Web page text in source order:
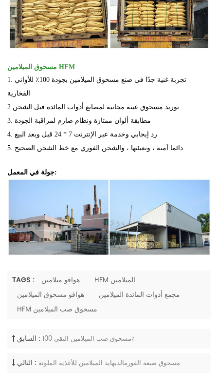
مسحوق الميلامين HFM
1. تجربة غنية جدًا في صنع مسحوق الميلامين بجودة 100٪ للأواني
الفخارية
2 توريد مسحوق عينة مجانية لمصانع أدوات المائدة قبل الشحن
3. مطابقة ألوان ممتازة ونظام صارم لمراقبة الجودة
4. رد إيجابي وخدمة عبر الإنترنت 7 * 24 قبل وبعد البيع
5. دائما آمنة ، وتعبئتها ، والشحن الفوري مع خط الشحن الصحيح
جولة في المعمل:
TAGS : هوافو ميلامين
HFM الميلامين
هوافو مسحوق الميلامين
مجمع أدوات المائدة الميلامين
HFM مسحوق صب الميلامين
السابق : مسحوق صب الميلامين النقي 100٪
التالي : مسحوق صبغة الفورمالديهايد الميلامين للأغذية الملونة